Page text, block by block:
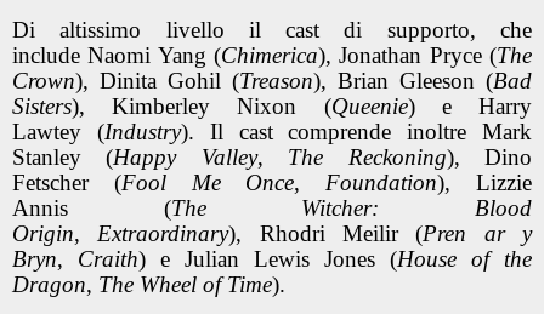
Di altissimo livello il cast di supporto, che
include Naomi Yang (Chimerica), Jonathan Pryce (The
Crown), Dinita Gohil (Treason), Brian Gleeson (Bad
Sisters), Kimberley Nixon (Queenie) e Harry
Lawtey (Industry). Il cast comprende inoltre Mark
Stanley (Happy Valley, The Reckoning), Dino
Fetscher (Fool Me Once, Foundation), Lizzie
Annis (The Witcher: Blood
Origin, Extraordinary), Rhodri Meilir (Pren ar y
Bryn, Craith) e Julian Lewis Jones (House of the
Dragon, The Wheel of Time).